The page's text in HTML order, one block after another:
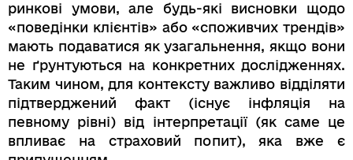
ринкові умови, але будь-які висновки щодо
«поведінки клієнтів» або «споживчих трендів»
мають подаватися як узагальнення, якщо вони
не ґрунтуються на конкретних дослідженнях.
Таким чином, для контексту важливо відділяти
підтверджений факт (існує інфляція на
певному рівні) від інтерпретації (як саме це
впливає на страховий попит), яка вже є